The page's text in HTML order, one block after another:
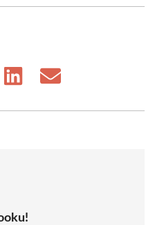
Share
Share